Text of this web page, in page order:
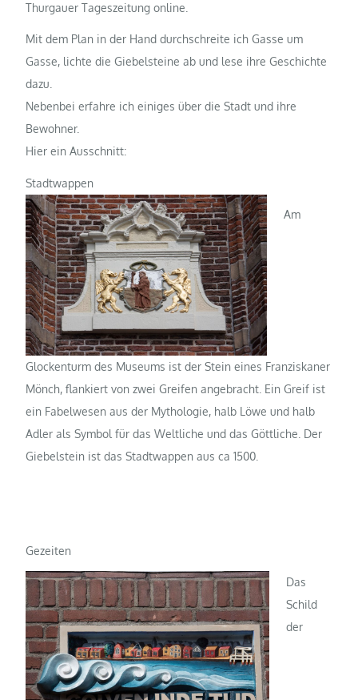
Thurgauer Tageszeitung online.
Mit dem Plan in der Hand durchschreite ich Gasse um
Gasse, lichte die Giebelsteine ab und lese ihre Geschichte
dazu.
Nebenbei erfahre ich einiges über die Stadt und ihre
Bewohner.
Hier ein Ausschnitt:
Stadtwappen
Am
Glockenturm des Museums ist der Stein eines Franziskaner
Mönch, flankiert von zwei Greifen angebracht. Ein Greif ist
ein Fabelwesen aus der Mythologie, halb Löwe und halb
Adler als Symbol für das Weltliche und das Göttliche. Der
Giebelstein ist das Stadtwappen aus ca 1500.
Gezeiten
Das
Schild
der